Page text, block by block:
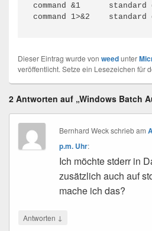
command &1	standard error in standard output umleiten
Dieser Eintrag wurde von weedunter
veröffentlicht. Setze ein Lesezeichen für
2 Antworten auf „Windows Batch
Bernhard Weck schriebam
p.m. Uhr:
Ich möchte stderr in
zusätzlich auch auf
mache ich das?
Antworten ↓